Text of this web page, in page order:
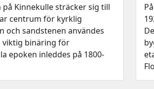
Kinnekulle sträcker sig till
centrum för kyrklig
och sandstenen användes
viktig binäring för
epoken inleddes på 1800-